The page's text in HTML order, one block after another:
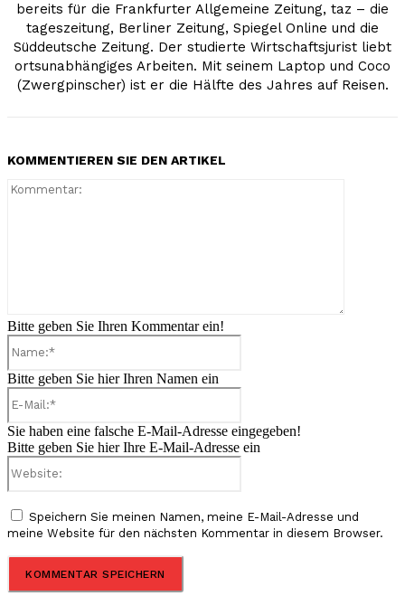
bereits für die Frankfurter Allgemeine Zeitung, taz – die
tageszeitung, Berliner Zeitung, Spiegel Online und die
Süddeutsche Zeitung. Der studierte Wirtschaftsjurist liebt
ortsunabhängiges Arbeiten. Mit seinem Laptop und Coco
(Zwergpinscher) ist er die Hälfte des Jahres auf Reisen.
KOMMENTIEREN SIE DEN ARTIKEL
Bitte geben Sie Ihren Kommentar ein!
Bitte geben Sie hier Ihren Namen ein
Sie haben eine falsche E-Mail-Adresse eingegeben!
Bitte geben Sie hier Ihre E-Mail-Adresse ein
Speichern Sie meinen Namen, meine E-Mail-Adresse und
meine Website für den nächsten Kommentar in diesem Browser.